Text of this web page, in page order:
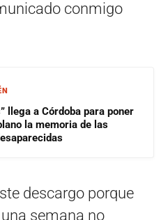
conmigo
llega a Córdoba para poner
la memoria de las
descargo porque
semana no